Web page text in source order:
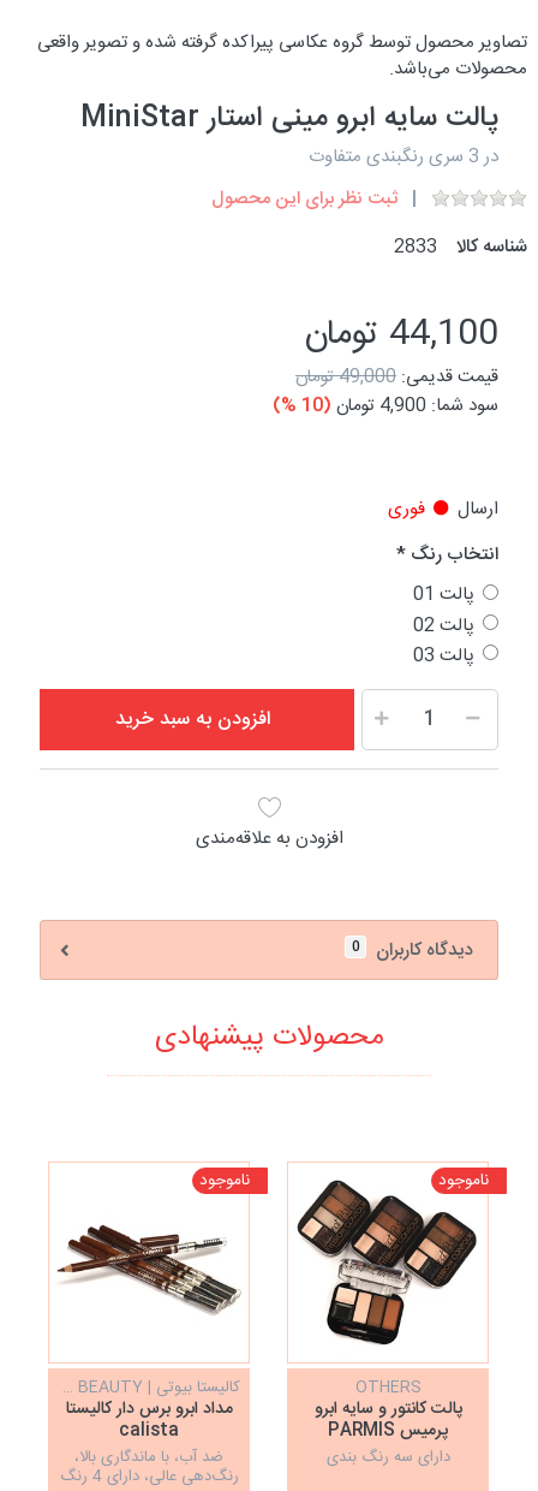
تصاویر محصول توسط گروه عکاسی پیراکده گرفته شده و تصویر واقعی
محصولات می‌باشد.
پالت سایه ابرو مینی استار MiniStar
در 3 سری رنگبندی متفاوت
ثبت نظر برای این محصول
شناسه کالا
2833
44,100 تومان
قیمت قدیمی: 49,000 تومان
سود شما: 4,900 تومان (10 %)
ارسال
فوری
انتخاب رنگ
پالت 01
پالت 02
پالت 03
افزودن به سبد خرید
افزودن به علاقه‌مندی
دیدگاه کاربران 0
محصولات پیشنهادی
ناموجود
OTHERS
پالت کانتور و سایه ابرو
پرمیس PARMIS
دارای سه رنگ بندی
ناموجود
کالیستا بیوتی | CALISTA BEAUTY
مداد ابرو برس دار کالیستا
calista
ضد آب، با ماندگاری بالا،
رنگ‌دهی عالی، دارای 4 رنگ